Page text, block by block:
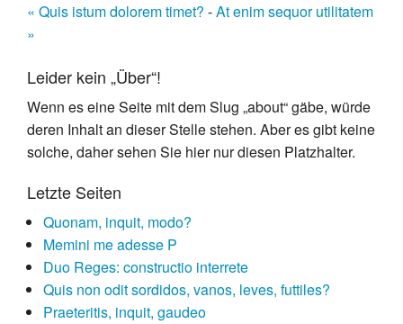
« Quis istum dolorem timet? -At enim sequor utilitatem
»
Leider kein „Über“!
Wenn es eine Seite mit dem Slug „about“ gäbe, würde
deren Inhalt an dieser Stelle stehen. Aber es gibt keine
solche, daher sehen Sie hier nur diesen Platzhalter.
Letzte Seiten
Quonam, inquit, modo?
Memini me adesse P
Duo Reges: constructio interrete
Quis non odit sordidos, vanos, leves, futtiles?
Praeteritis, inquit, gaudeo